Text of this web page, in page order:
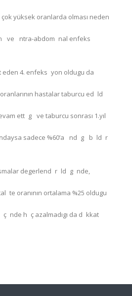
yüksek oranlarda olması neden
ve ntra-abdom nal enfeks
eden 4. enfeks yon oldugu da
oranlarının hastalar taburcu ed ld
ett g ve taburcu sonrası 1.yıl
sadece %60’a nd g b ld r
degerlend r ld g nde,
te oranının ortalama %25 oldugu
nde h ç azalmadıgı da d kkat